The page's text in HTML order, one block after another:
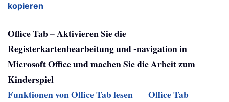
kopieren
Office Tab – Aktivieren Sie die
Registerkartenbearbeitung und -navigation in
Microsoft Office und machen Sie die Arbeit zum
Kinderspiel
Funktionen von Office Tab lesen
Office Tab